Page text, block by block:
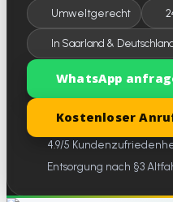
Umweltgerecht
In Saarland & Deutschland
WhatsApp
Kostenloser
4.9/5
Entsorgung nach §3